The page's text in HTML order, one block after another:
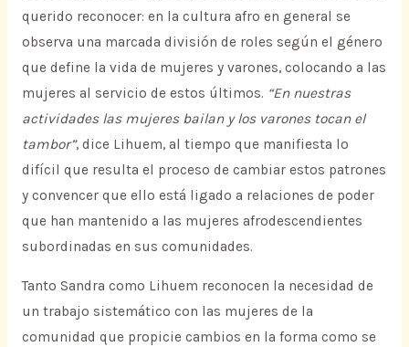
querido reconocer: en la cultura afro en general se
observa una marcada división de roles según el género
que define la vida de mujeres y varones, colocando a las
mujeres al servicio de estos últimos. “En nuestras
actividades las mujeres bailan y los varones tocan el
tambor”, dice Lihuem, al tiempo que manifiesta lo
difícil que resulta el proceso de cambiar estos patrones
y convencer que ello está ligado a relaciones de poder
que han mantenido a las mujeres afrodescendientes
subordinadas en sus comunidades.
Tanto Sandra como Lihuem reconocen la necesidad de
un trabajo sistemático con las mujeres de la
comunidad que propicie cambios en la forma como se